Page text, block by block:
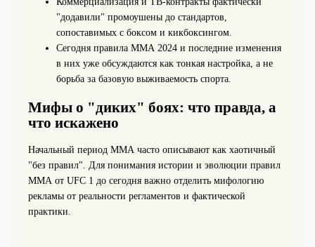
"додавили" промоушены до стандартов,
сопоставимых с боксом и кикбоксингом.
Сегодня правила ММА 2024 и последние изменения
в них уже обсуждаются как тонкая настройка, а не
борьба за базовую выживаемость спорта.
Мифы о "диких" боях: что правда, а
что искажено
Начальный период ММА часто описывают как хаотичный
"без правил". Для понимания истории и эволюции правил
ММА от UFC 1 до сегодня важно отделить мифологию
рекламы от реальности регламентов и фактической
практики.